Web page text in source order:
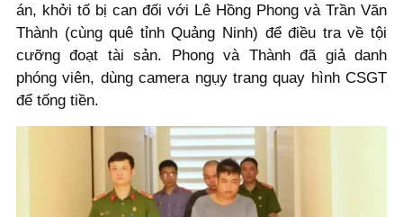
án, khởi tố bị can đối với Lê Hồng Phong và Trần Văn
Thành (cùng quê tỉnh Quảng Ninh) để điều tra về tội
cưỡng đoạt tài sản. Phong và Thành đã giả danh
phóng viên, dùng camera ngụy trang quay hình CSGT
để tống tiền.